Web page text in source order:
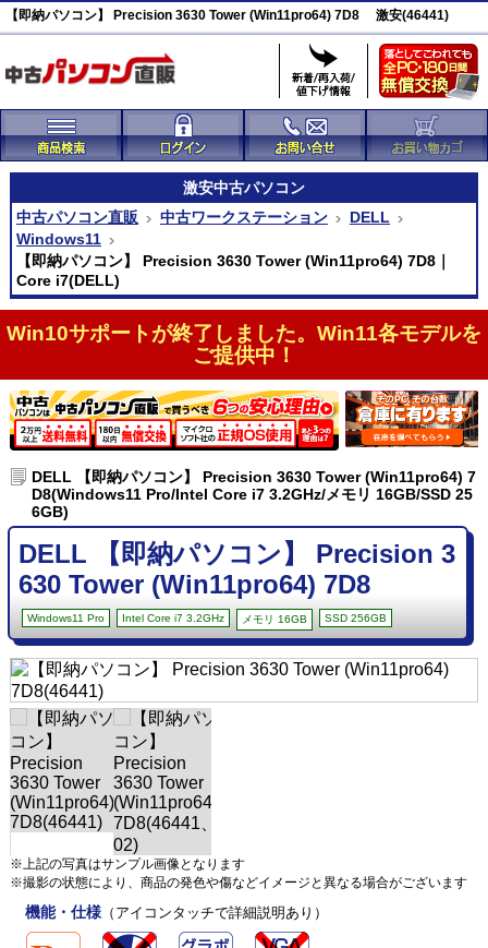
【即納パソコン】 Precision 3630 Tower (Win11pro64) 7D8 激安(46441)
激安中古パソコン
中古パソコン直販
中古ワークステーション
DELL
Windows11
【即納パソコン】 Precision 3630 Tower (Win11pro64) 7D8｜
Core i7(DELL)
Win10サポートが終了しました。Win11各モデルを
ご提供中！
DELL 【即納パソコン】 Precision 3630 Tower (Win11pro64) 7
D8(Windows11 Pro/Intel Core i7 3.2GHz/メモリ 16GB/SSD 25
6GB)
DELL 【即納パソコン】 Precision 3
630 Tower (Win11pro64) 7D8
Windows11 Pro Intel Core i7 3.2GHz メモリ 16GB SSD 256GB
※上記の写真はサンプル画像となります
※撮影の状態により、商品の発色や傷などイメージと異なる場合がございます
機能・仕様（アイコンタッチで詳細説明あり）